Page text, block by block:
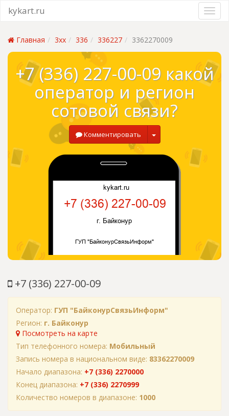
kykart.ru
Главная 3xx 336 336227 3362270009
+7 (336) 227-00-09 какой
оператор и регион
сотовой связи?
Комментировать
+7 (336) 227-00-09
Оператор: ГУП "БайконурСвязьИнформ"
Регион: г. Байконур
Посмотреть на карте
Тип телефонного номера: Мобильный
Запись номера в национальном виде: 83362270009
Начало диапазона: +7 (336) 2270000
Конец диапазона: +7 (336) 2270999
Количество номеров в диапазоне: 1000